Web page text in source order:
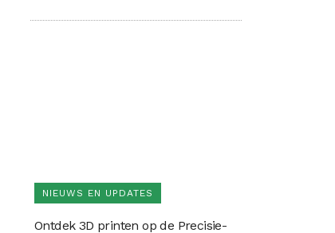
NIEUWS EN UPDATES
Ontdek 3D printen op de Precisie-